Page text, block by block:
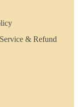
& Refund